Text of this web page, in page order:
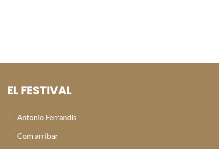
EL FESTIVAL
Antonio Ferrandis
Com arribar